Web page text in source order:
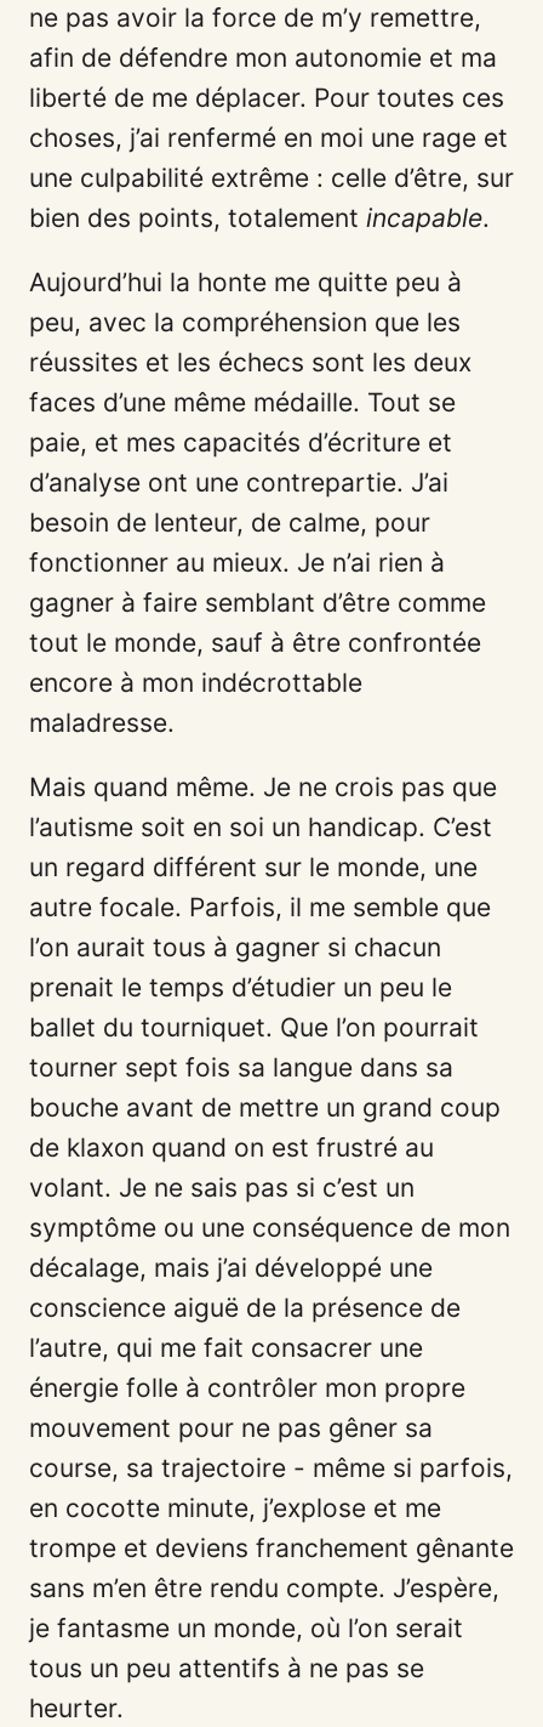
ne pas avoir la force de m’y remettre,
afin de défendre mon autonomie et ma
liberté de me déplacer. Pour toutes ces
choses, j’ai renfermé en moi une rage et
une culpabilité extrême : celle d’être, sur
bien des points, totalement incapable.
Aujourd’hui la honte me quitte peu à
peu, avec la compréhension que les
réussites et les échecs sont les deux
faces d’une même médaille. Tout se
paie, et mes capacités d’écriture et
d’analyse ont une contrepartie. J’ai
besoin de lenteur, de calme, pour
fonctionner au mieux. Je n’ai rien à
gagner à faire semblant d’être comme
tout le monde, sauf à être confrontée
encore à mon indécrottable
maladresse.
Mais quand même. Je ne crois pas que
l’autisme soit en soi un handicap. C’est
un regard différent sur le monde, une
autre focale. Parfois, il me semble que
l’on aurait tous à gagner si chacun
prenait le temps d’étudier un peu le
ballet du tourniquet. Que l’on pourrait
tourner sept fois sa langue dans sa
bouche avant de mettre un grand coup
de klaxon quand on est frustré au
volant. Je ne sais pas si c’est un
symptôme ou une conséquence de mon
décalage, mais j’ai développé une
conscience aiguë de la présence de
l’autre, qui me fait consacrer une
énergie folle à contrôler mon propre
mouvement pour ne pas gêner sa
course, sa trajectoire - même si parfois,
en cocotte minute, j’explose et me
trompe et deviens franchement gênante
sans m’en être rendu compte. J’espère,
je fantasme un monde, où l’on serait
tous un peu attentifs à ne pas se
heurter.